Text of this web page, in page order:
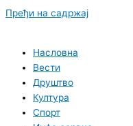
Пређи на садржај
Насловна
Вести
Друштво
Култура
Спорт